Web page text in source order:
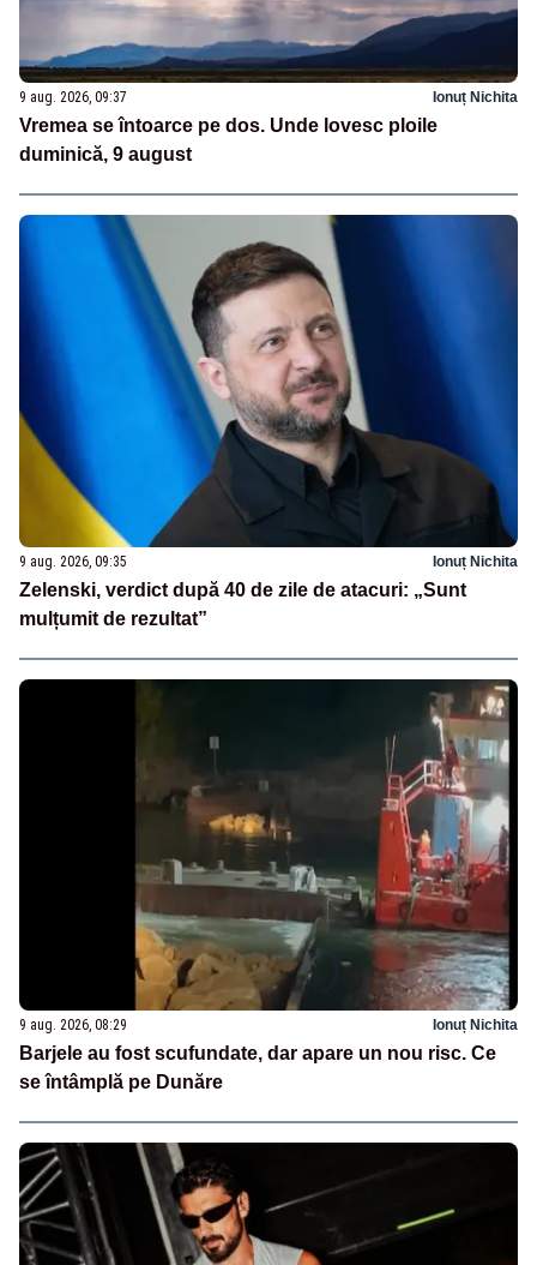
9 aug. 2026, 09:37 Ionuț Nichita
Vremea se întoarce pe dos. Unde lovesc ploile
duminică, 9 august
9 aug. 2026, 09:35 Ionuț Nichita
Zelenski, verdict după 40 de zile de atacuri: „Sunt
mulțumit de rezultat”
9 aug. 2026, 08:29 Ionuț Nichita
Barjele au fost scufundate, dar apare un nou risc. Ce
se întâmplă pe Dunăre